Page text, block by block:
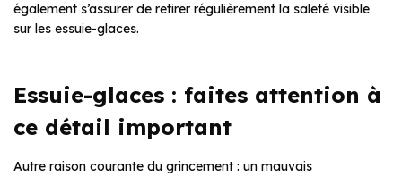
également s’assurer de retirer régulièrement la saleté visible
sur les essuie-glaces.
Essuie-glaces : faites attention à
ce détail important
Autre raison courante du grincement : un mauvais